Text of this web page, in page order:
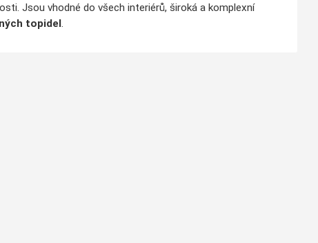
Jsou vhodné do všech interiérů, široká a komplexní
topidel.